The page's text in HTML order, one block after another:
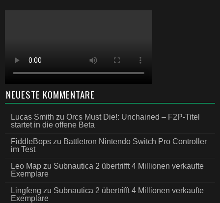
NEUESTE KOMMENTARE
Lucas Smith zu Orcs Must Die!: Unchained – F2P-Titel
startet in die offene Beta
FiddleBops zu Battletron Nintendo Switch Pro Controller
im Test
Leo Map zu Subnautica 2 übertrifft 4 Millionen verkaufte
Exemplare
Lingfeng zu Subnautica 2 übertrifft 4 Millionen verkaufte
Exemplare